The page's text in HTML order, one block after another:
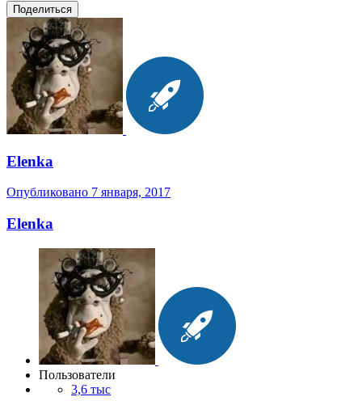
Поделиться
Elenka
Опубликовано 7 января, 2017
Elenka
Пользователи
3,6 тыс